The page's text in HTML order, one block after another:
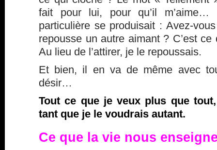
fait pour lui, pour qu’il m’aime…
particulière se produisait : Avez-
repousse un autre aimant ? C’est
Au lieu de l’attirer, je le repoussais.
Et bien, il en va de même avec
désir…
Tout ce que je veux plus que
tant que je le voudrais autant.
Ce que la vie nous